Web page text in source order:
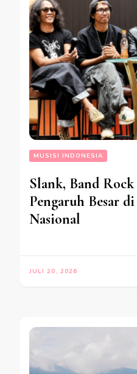
MUSISI INDONESIA
Slank, Band
Pengaruh Besar
Nasional
JULI 20, 2026